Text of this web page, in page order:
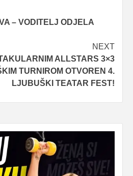
– VODITELJ ODJELA
NEXT
ALLSTARS 3×3
TURNIROM OTVOREN 4.
LJUBUŠKI TEATAR FEST!